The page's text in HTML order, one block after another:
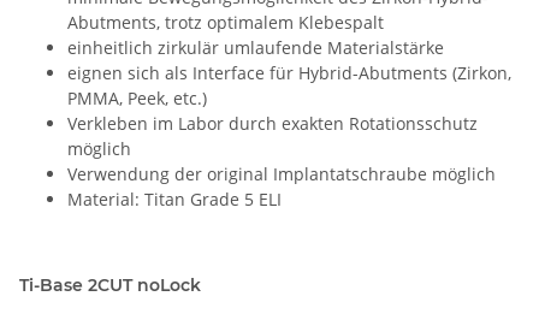
Abutments, trotz optimalem Klebespalt
einheitlich zirkulär umlaufende Materialstärke
eignen sich als Interface für Hybrid-Abutments (Zirkon,
PMMA, Peek, etc.)
Verkleben im Labor durch exakten Rotationsschutz
möglich
Verwendung der original Implantatschraube möglich
Material: Titan Grade 5 ELI
Ti-Base 2CUT noLock